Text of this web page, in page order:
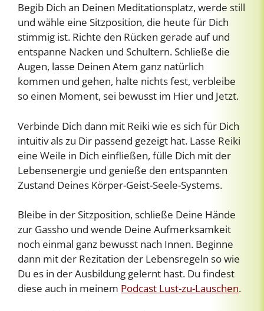
Begib Dich an Deinen Meditationsplatz, werde still
und wähle eine Sitzposition, die heute für Dich
stimmig ist. Richte den Rücken gerade auf und
entspanne Nacken und Schultern. Schließe die
Augen, lasse Deinen Atem ganz natürlich
kommen und gehen, halte nichts fest, verbleibe
so einen Moment, sei bewusst im Hier und Jetzt.
Verbinde Dich dann mit Reiki wie es sich für Dich
intuitiv als zu Dir passend gezeigt hat. Lasse Reiki
eine Weile in Dich einfließen, fülle Dich mit der
Lebensenergie und genieße den entspannten
Zustand Deines Körper-Geist-Seele-Systems.
Bleibe in der Sitzposition, schließe Deine Hände
zur Gassho und wende Deine Aufmerksamkeit
noch einmal ganz bewusst nach Innen. Beginne
dann mit der Rezitation der Lebensregeln so wie
Du es in der Ausbildung gelernt hast. Du findest
diese auch in meinem Podcast Lust-zu-Lauschen.